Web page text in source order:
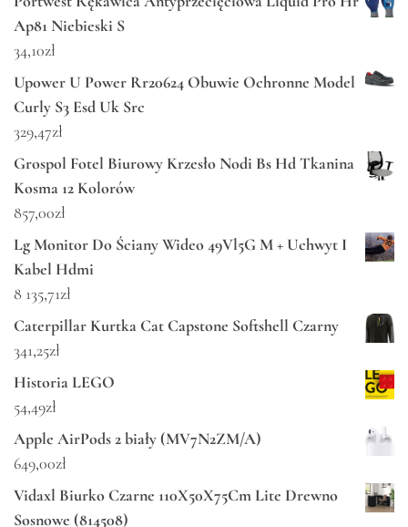
Ap81 Niebieski S
34,10zł
Upower U Power Rr20624 Obuwie Ochronne Model
Curly S3 Esd Uk Src
329,47zł
Grospol Fotel Biurowy Krzesło Nodi Bs Hd Tkanina
Kosma 12 Kolorów
857,00zł
Lg Monitor Do Ściany Wideo 49Vl5G M + Uchwyt I
Kabel Hdmi
8 135,71zł
Caterpillar Kurtka Cat Capstone Softshell Czarny
341,25zł
Historia LEGO
54,49zł
Apple AirPods 2 biały (MV7N2ZM/A)
649,00zł
Vidaxl Biurko Czarne 110X50X75Cm Lite Drewno
Sosnowe (814508)